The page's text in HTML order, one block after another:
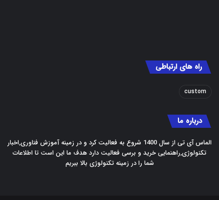
راه های ارتباطی
custom
درباره ما
الماس آی تی از سال 1400 شروع به فعالیت کرد و در زمینه آموزش فناوری,اخبار
تکنولوژی,راهنمایی خرید و برسی فعالیت دارد هدف ما این است تا اطلاعات
شما را در زمینه تکنولوژی بالا ببریم